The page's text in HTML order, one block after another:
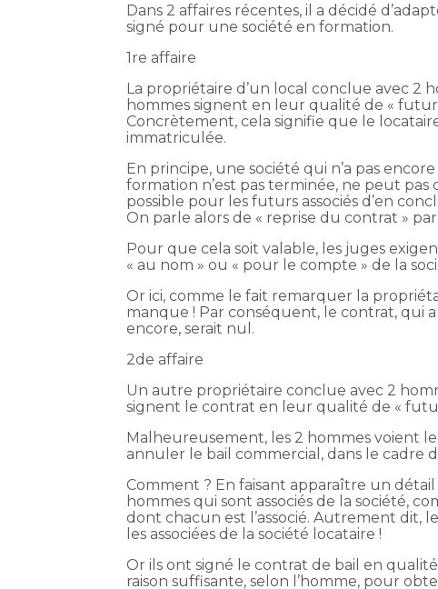
Dans 2 affaires récentes, il a décidé
signé pour une société en formation.
1re affaire
La propriétaire d’un local conclue avec 2
hommes signent en leur qualité de «
Concrètement, cela signifie que le
immatriculée.
En principe, une société qui n’a pas
formation n’est pas terminée, ne peut
possible pour les futurs associés d’en
On parle alors de « reprise du contrat » par
Pour que cela soit valable, les juges
« au nom » ou « pour le compte » de la
Or ici, comme le fait remarquer la
manque ! Par conséquent, le contrat, qui
encore, serait nul.
2de affaire
Un autre propriétaire conclue avec 2
signent le contrat en leur qualité de «
Malheureusement, les 2 hommes voient
annuler le bail commercial, dans le cadre
Comment ? En faisant apparaître un
hommes qui sont associés de la société,
dont chacun est l’associé. Autrement dit,
les associées de la société locataire !
Or ils ont signé le contrat de bail en qualité
raison suffisante, selon l’homme, pour